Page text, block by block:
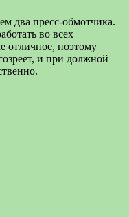
два пресс-обмотчика.
во всех
отличное, поэтому
и при должной